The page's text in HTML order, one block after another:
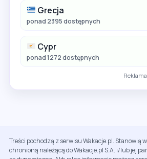
Grecja
ponad 2395 dostępnych
Cypr
ponad 1272 dostępnych
Treści pochodzą z serwisu Wakacje.pl. Stanowią
chronioną należącą do Wakacje.pl S.A. i/lub jej